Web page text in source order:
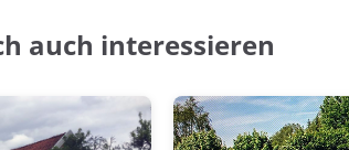
auch interessieren